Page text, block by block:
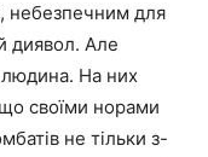
небезпечним для
диявол. Але
людина. На них
своїми норами
не тільки з-